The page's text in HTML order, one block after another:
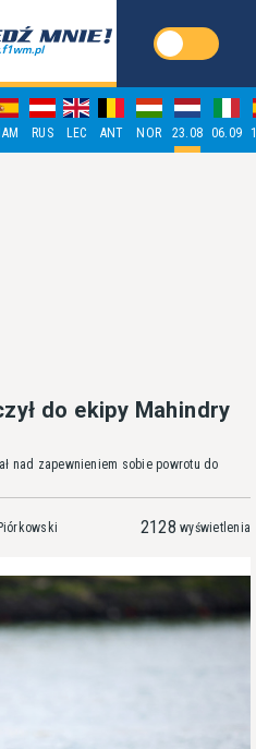
RUS LEC ANT NOR 23.08 06.09
do ekipy Mahindry
nad zapewnieniem sobie powrotu do
2128 wyświetlenia